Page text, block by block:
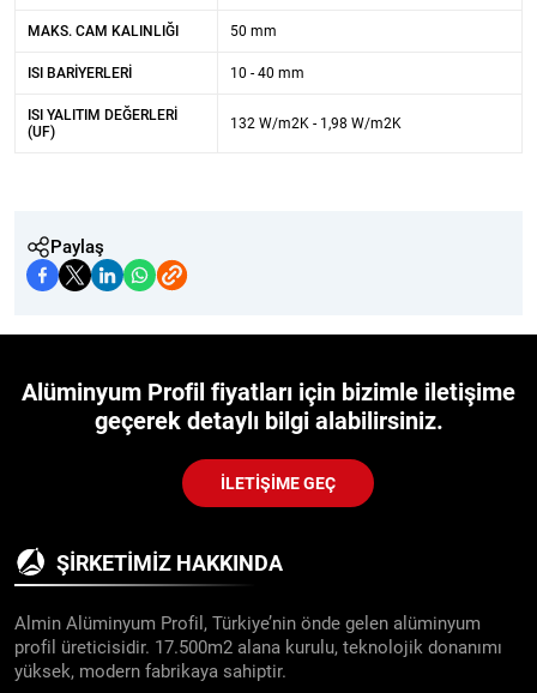
MAKS. CAM KALINLIĞI 50 mm
ISI BARIYERLERI 10 - 40 mm
ISI YALITIM DEĞERLERI
(UF)
132 W/m2K - 1,98 W/m2K
Paylaş
Alüminyum Profil fiyatları için bizimle iletişime
geçerek detaylı bilgi alabilirsiniz.
İLETIŞIME GEÇ
ŞIRKETIMIZ HAKKINDA
Almin Alüminyum Profil, Türkiye’nin önde gelen alüminyum
profil üreticisidir. 17.500m2 alana kurulu, teknolojik donanımı
yüksek, modern fabrikaya sahiptir.